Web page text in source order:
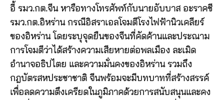
อี้ รมว.กต.จีน หารือทางโทรศัพท์กับนายอับบาส อะราคชี
รมว.กต.อิหร่าน กรณีอิสราเอลโจมตีโรงไฟฟ้านิวเคลียร์
ของอิหร่าน โดยระบุจุดยืนของจีนที่คัดค้านและประณาม
การโจมตีว่าได้สร้างความเสียหายต่อพลเมือง ละเมิด
อำนาจอธิปไตย และความมั่นคงของอิหร่าน รวมถึง
กฎบัตรสหประชาชาติ จีนพร้อมจะมีบทบาทที่สร้างสรรค์
เพื่อลดความตึงเครียดในภูมิภาคด้วยการสนับสนุนและคง